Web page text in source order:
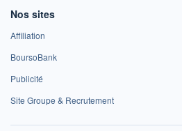
Nos sites
Affiliation
BoursoBank
Publicité
Site Groupe & Recrutement